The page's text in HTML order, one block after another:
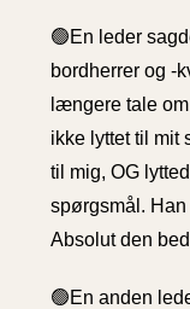
🟢En leder
bordherrer og -
længere tale
ikke lyttet til mit
til mig, OG
spørgsmål.
Absolut den
🟢En anden